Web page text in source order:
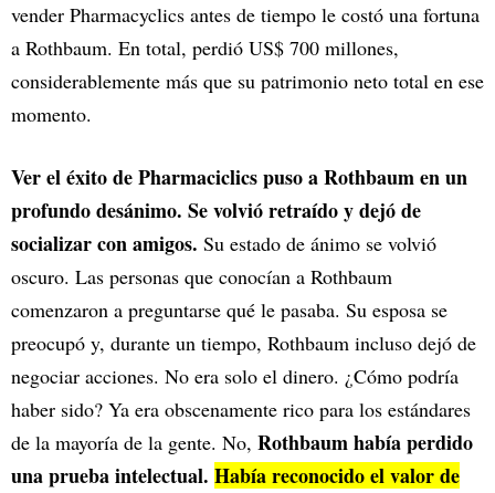
vender Pharmacyclics antes de tiempo le costó una fortuna
a Rothbaum. En total, perdió US$ 700 millones,
considerablemente más que su patrimonio neto total en ese
momento.
Ver el éxito de Pharmaciclics puso a Rothbaum en un
profundo desánimo. Se volvió retraído y dejó de
socializar con amigos. Su estado de ánimo se volvió
oscuro. Las personas que conocían a Rothbaum
comenzaron a preguntarse qué le pasaba. Su esposa se
preocupó y, durante un tiempo, Rothbaum incluso dejó de
negociar acciones. No era solo el dinero. ¿Cómo podría
haber sido? Ya era obscenamente rico para los estándares
de la mayoría de la gente. No, Rothbaum había perdido
una prueba intelectual. Había reconocido el valor de